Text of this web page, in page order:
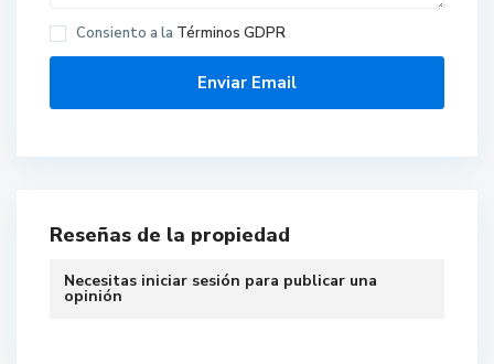
Consiento a la Términos GDPR
Reseñas de la propiedad
Necesitas iniciar sesión para publicar una
opinión